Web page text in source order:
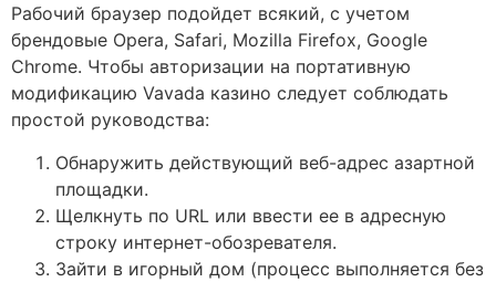
Рабочий браузер подойдет всякий, с учетом
брендовые Opera, Safari, Mozilla Firefox, Google
Chrome. Чтобы авторизации на портативную
модификацию Vavada казино следует соблюдать
простой руководства:
Обнаружить действующий веб-адрес азартной
площадки.
Щелкнуть по URL или ввести ее в адресную
строку интернет-обозревателя.
Зайти в игорный дом (процесс выполняется без